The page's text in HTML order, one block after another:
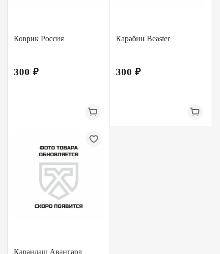
Коврик Россия
300 ₽
Карабин Beaster
300 ₽
Карандаш Авангард